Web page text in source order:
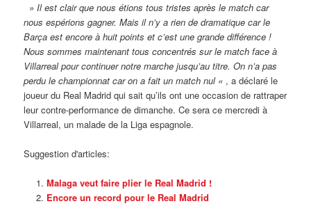
» Il est clair que nous étions tous tristes après le match car
nous espérions gagner. Mais il n’y a rien de dramatique car le
Barça est encore à huit points et c’est une grande différence !
Nous sommes maintenant tous concentrés sur le match face à
Villarreal pour continuer notre marche jusqu’au titre. On n’a pas
perdu le championnat car on a fait un match nul « , a déclaré le
joueur du Real Madrid qui sait qu’ils ont une occasion de rattraper
leur contre-performance de dimanche. Ce sera ce mercredi à
Villarreal, un malade de la Liga espagnole.
Suggestion d'articles:
Malaga veut faire plier le Real Madrid !
Encore un record pour le Real Madrid